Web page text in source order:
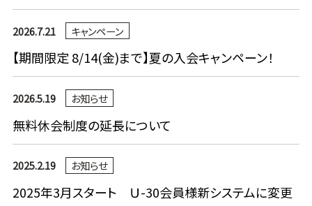
【期間限定 8/14(金)まで】夏の入会キャンペーン！
2026.7.21 キャンペーン
無料休会制度の延長について
2026.5.19 お知らせ
2025年3月スタート Ｕ-30会員様新システムに変更
2025.2.19 お知らせ